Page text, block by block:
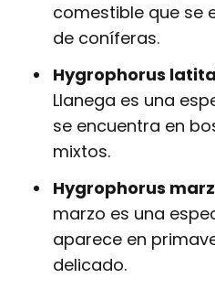
comestible que se
de coníferas.
Hygrophorus
Llanega es una
se encuentra en
mixtos.
Hygrophorus
marzo es una
aparece en
delicado.